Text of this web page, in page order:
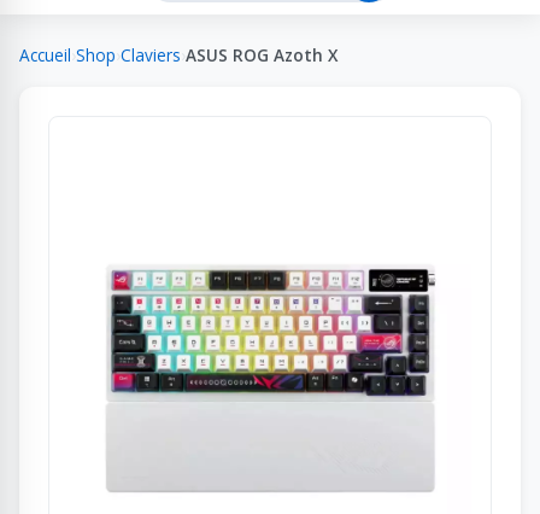
Accueil Shop Claviers ASUS ROG Azoth X